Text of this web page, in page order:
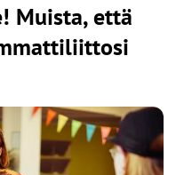
Muista, että